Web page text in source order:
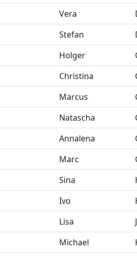
Vera
Stefan
Holger
Christina
Marcus
Natascha
Annalena
Marc
Sina
Ivo
Lisa
Michael